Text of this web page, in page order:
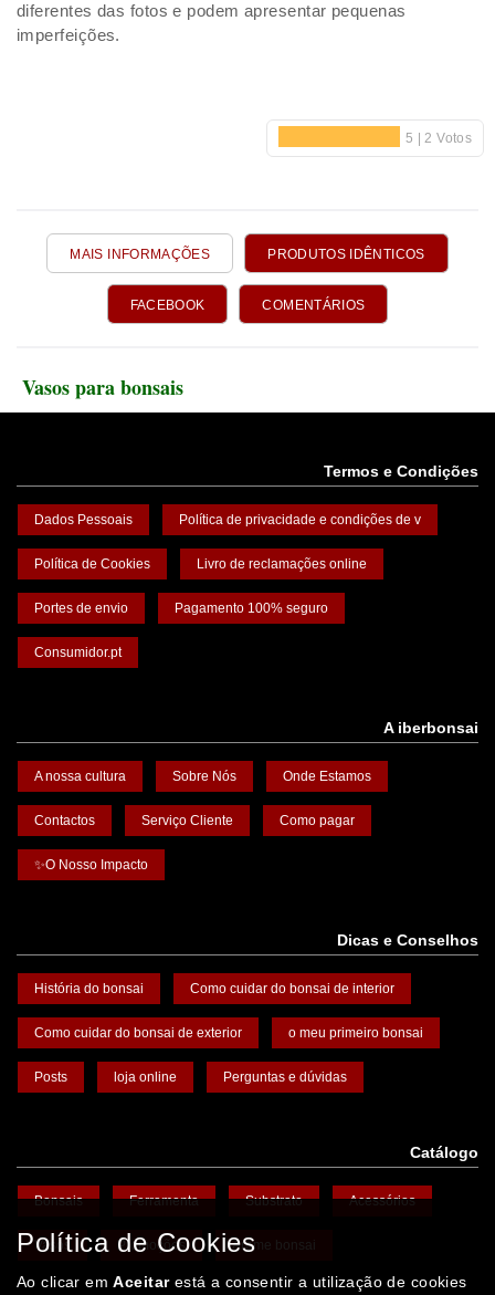
diferentes das fotos e podem apresentar pequenas
imperfeições.
MAIS INFORMAÇÕES PRODUTOS IDÊNTICOS
FACEBOOK COMENTÁRIOS
Vasos para bonsais
Termos e Condições
Dados Pessoais Política de privacidade e condições de v
Política de Cookies Livro de reclamações online
Portes de envio Pagamento 100% seguro
Consumidor.pt
A iberbonsai
A nossa cultura Sobre Nós Onde Estamos
Contactos Serviço Cliente Como pagar
✨O Nosso Impacto
Dicas e Conselhos
História do bonsai Como cuidar do bonsai de interior
Como cuidar do bonsai de exterior o meu primeiro bonsai
Posts loja online Perguntas e dúvidas
Catálogo
Bonsais Ferramenta Substrato Acessórios
Vasos Promoções Arame bonsai
Política de Cookies
Ao clicar emAceitarestá a consentir a utilização de cookies